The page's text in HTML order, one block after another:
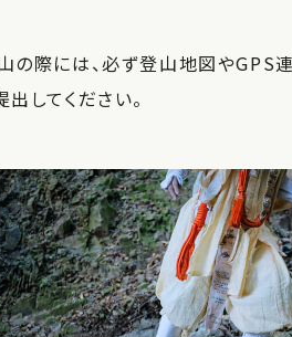
の際には、必ず登山地図やGPS
してください。